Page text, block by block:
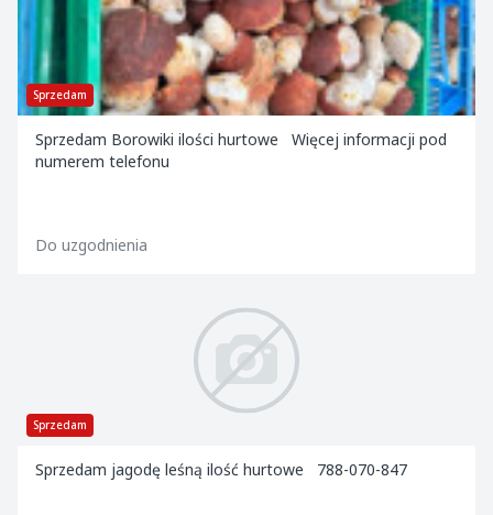
Sprzedam
Sprzedam Borowiki ilości hurtowe Więcej informacji pod
numerem telefonu
Do uzgodnienia
Sprzedam
Sprzedam jagodę leśną ilość hurtowe 788-070-847